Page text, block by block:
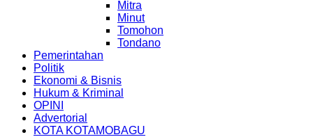
Mitra
Minut
Tomohon
Tondano
Pemerintahan
Politik
Ekonomi & Bisnis
Hukum & Kriminal
OPINI
Advertorial
KOTA KOTAMOBAGU